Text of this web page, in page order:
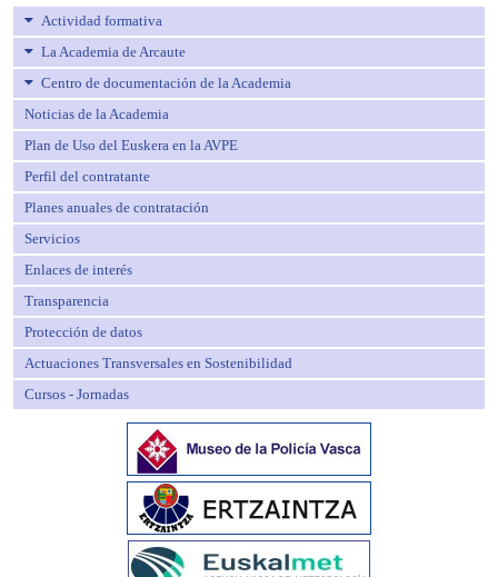
Actividad formativa
La Academia de Arcaute
Centro de documentación de la Academia
Noticias de la Academia
Plan de Uso del Euskera en la AVPE
Perfil del contratante
Planes anuales de contratación
Servicios
Enlaces de interés
Transparencia
Protección de datos
Actuaciones Transversales en Sostenibilidad
Cursos - Jornadas